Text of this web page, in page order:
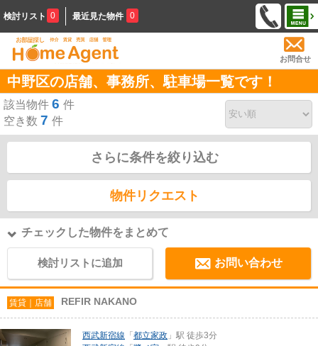
検討リスト 0 最近見た物件 0
お問合せ
中野区の店舗、事務所、駐車場一覧です！
該当物件 6 件
空き数 7 件
さらに条件を絞り込む
物件リクエスト
チェックした物件をまとめて
検討リストに追加 お問い合わせ
賃貸｜店舗 REFIR NAKANO
西武新宿線 「 都立家政 」駅 徒歩3分